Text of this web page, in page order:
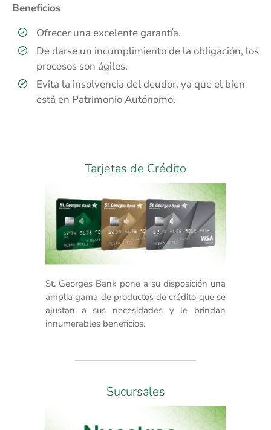
Beneficios
Ofrecer una excelente garantía.
De darse un incumplimiento de la obligación, los
procesos son ágiles.
Evita la insolvencia del deudor, ya que el bien
está en Patrimonio Autónomo.
Tarjetas de Crédito
St. Georges Bank pone a su disposición una
amplia gama de productos de crédito que se
ajustan a sus necesidades y le brindan
innumerables beneficios.
Sucursales